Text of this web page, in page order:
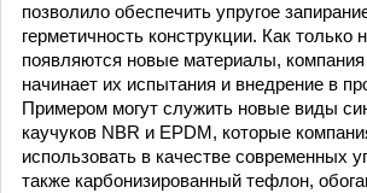
позволило обеспечить упругое
герметичность конструкции. Как только
появляются новые материалы,
начинает их испытания и внедрение в
Примером могут служить новые виды
каучуков NBR и EPDM, которые
использовать в качестве современных
также карбонизированный тефлон,